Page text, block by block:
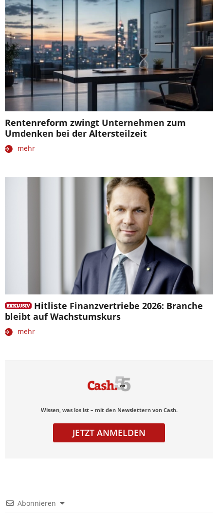
Rentenreform zwingt Unternehmen zum
Umdenken bei der Altersteilzeit
mehr
Hitliste Finanzvertriebe 2026: Branche
bleibt auf Wachstumskurs
mehr
Wissen, was los ist – mit den Newslettern von Cash.
JETZT ANMELDEN
Abonnieren